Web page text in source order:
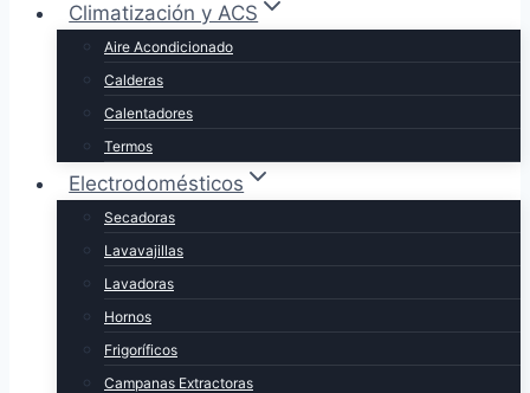
Climatización y ACS
Aire Acondicionado
Calderas
Calentadores
Termos
Electrodomésticos
Secadoras
Lavavajillas
Lavadoras
Hornos
Frigoríficos
Campanas Extractoras